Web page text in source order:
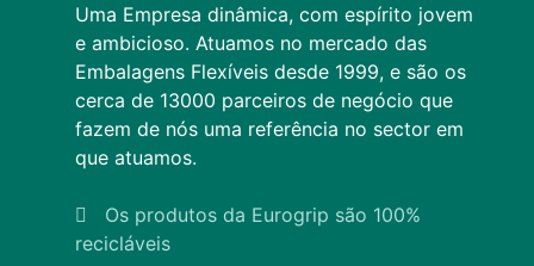
Uma Empresa dinâmica, com espírito jovem
e ambicioso. Atuamos no mercado das
Embalagens Flexíveis desde 1999, e são os
cerca de 13000 parceiros de negócio que
fazem de nós uma referência no sector em
que atuamos.
Os produtos da Eurogrip são 100%
recicláveis